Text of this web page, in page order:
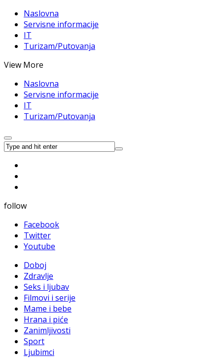
Naslovna
Servisne informacije
IT
Turizam/Putovanja
View More
Naslovna
Servisne informacije
IT
Turizam/Putovanja
follow
Facebook
Twitter
Youtube
Doboj
Zdravlje
Seks i ljubav
Filmovi i serije
Mame i bebe
Hrana i piće
Zanimljivosti
Sport
Ljubimci